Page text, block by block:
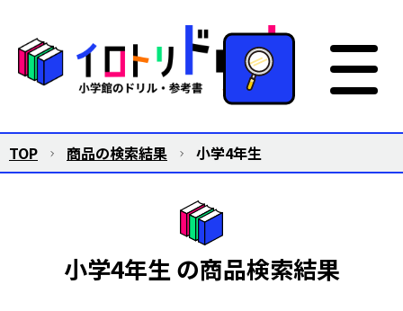
TOP 商品の検索結果 小学4年生
小学4年生 の商品検索結果